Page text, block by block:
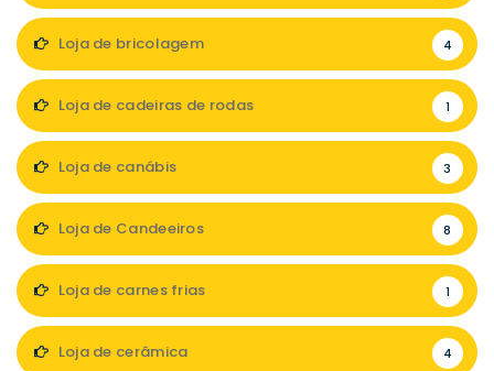
Loja de bricolagem 4
Loja de cadeiras de rodas 1
Loja de canábis 3
Loja de Candeeiros 8
Loja de carnes frias 1
Loja de cerâmica 4